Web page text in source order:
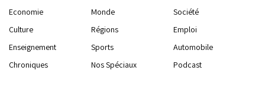
Economie
Monde
Société
Culture
Régions
Emploi
Enseignement
Sports
Automobile
Chroniques
Nos Spéciaux Podcast